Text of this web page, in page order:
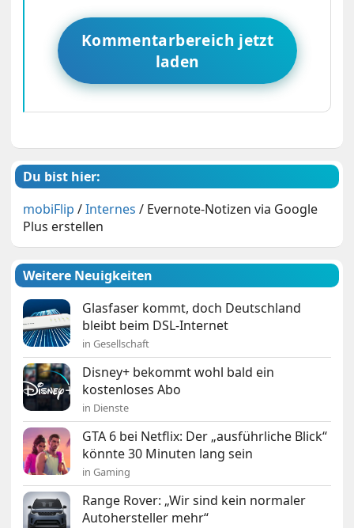
Kommentarbereich jetzt
laden
Du bist hier:
mobiFlip /Internes / Evernote-Notizen via Google
Plus erstellen
Weitere Neuigkeiten
Glasfaser kommt, doch Deutschland
bleibt beim DSL-Internet
in Gesellschaft
Disney+ bekommt wohl bald ein
kostenloses Abo
in Dienste
GTA 6 bei Netflix: Der „ausführliche Blick“
könnte 30 Minuten lang sein
in Gaming
Range Rover: „Wir sind kein normaler
Autohersteller mehr“